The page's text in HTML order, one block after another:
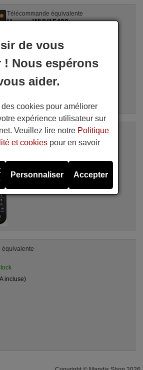
Télécommande équivalente
Humax WHV15406
20,50 €(TVA incluse)
Pour 2297544
Télécommande équivalente
Humax SEC0113
20,90 €(TVA incluse)
Pour 2297544
équivalente
incluse)
de vous
Nous espérons
aider.
cookies pour améliorer
expérience utilisateur sur
Veuillez lire notre Politique
et cookies pour en savoir
Personnaliser Accepter